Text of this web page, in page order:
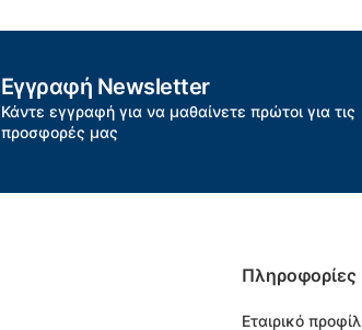
Εγγραφή Newsletter
Κάντε εγγραφή για να μαθαίνετε πρώτοι για τις
προσφορές μας
Πληροφορίες
Εταιρικό προφίλ